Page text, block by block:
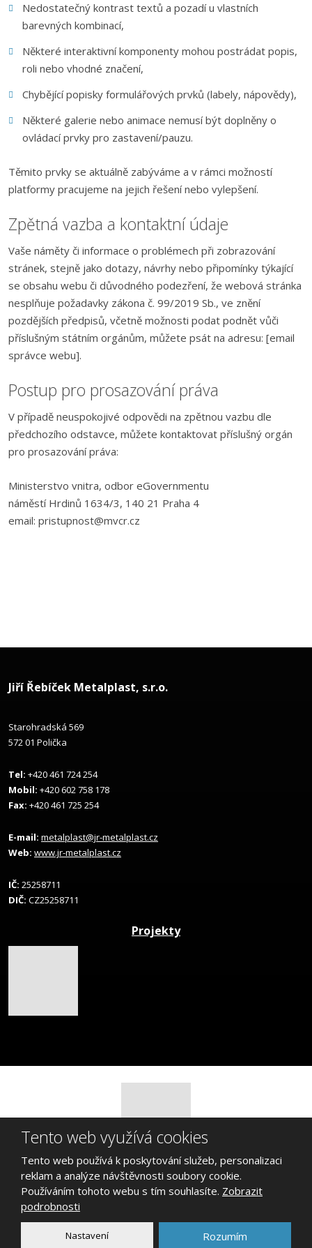
Nedostatečný kontrast textů a pozadí u vlastních
barevných kombinací,
Některé interaktivní komponenty mohou postrádat popis,
roli nebo vhodné značení,
Chybějící popisky formulářových prvků (labely, nápovědy),
Některé galerie nebo animace nemusí být doplněny o
ovládací prvky pro zastavení/pauzu.
Těmito prvky se aktuálně zabýváme a v rámci možností
platformy pracujeme na jejich řešení nebo vylepšení.
Zpětná vazba a kontaktní údaje
Vaše náměty či informace o problémech při zobrazování
stránek, stejně jako dotazy, návrhy nebo připomínky týkající
se obsahu webu či důvodného podezření, že webová stránka
nesplňuje požadavky zákona č. 99/2019 Sb., ve znění
pozdějších předpisů, včetně možnosti podat podnět vůči
příslušným státním orgánům, můžete psát na adresu: [email
správce webu].
Postup pro prosazování práva
V případě neuspokojivé odpovědi na zpětnou vazbu dle
předchozího odstavce, můžete kontaktovat příslušný orgán
pro prosazování práva:
Ministerstvo vnitra, odbor eGovernmentu
náměstí Hrdinů 1634/3, 140 21 Praha 4
email: pristupnost@mvcr.cz
Jiří Řebíček Metalplast, s.r.o.
Starohradská 569
572 01 Polička
Tel: +420 461 724 254
Mobil: +420 602 758 178
Fax: +420 461 725 254
E-mail: metalplast@jr-metalplast.cz
Web: www.jr-metalplast.cz
IČ: 25258711
DIČ: CZ25258711
Projekty
© 2026 Jiří Řebíček, vytvořila eBRÁNA s.r.o.
Mapa stránek|Podmínky použití
Tento web využívá cookies
Tento web používá k poskytování služeb, personalizaci
reklam a analýze návštěvnosti soubory cookie.
Používáním tohoto webu s tím souhlasíte. Zobrazit
podrobnosti
Nastavení Rozumím